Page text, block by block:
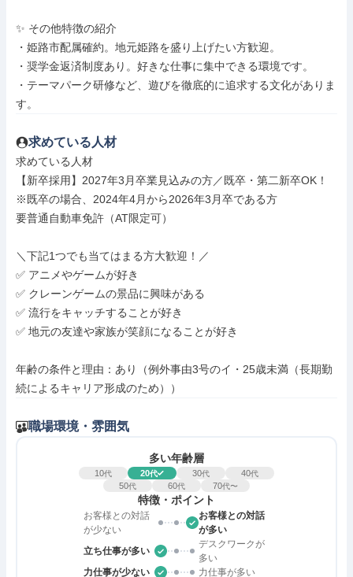
✨ その他特徴の紹介
・姫路市配属確約。地元姫路を盛り上げたい方歓迎。
・奨学金返済制度あり。好きな仕事に集中できる環境です。
・テーマパーク研修など、遊びを徹底的に追求する文化がありま
す。
求めている人材
求めている人材
【新卒採用】2027年3月卒業見込みの方／既卒・第二新卒OK！
※既卒の場合、2024年4月から2026年3月卒である方
要普通自動車免許（AT限定可）
＼下記1つでも当てはまる方大歓迎！／
✅ アニメやゲームが好き
✅ クレーンゲームの景品に興味がある
✅ 流行をキャッチすることが好き
✅ 地元の友達や家族が笑顔になることが好き
年齢の条件と理由：あり（例外事由3号のイ・25歳未満（長期勤
続によるキャリア形成のため））
職場環境・雰囲気
多い年齢層
10代 20代 30代 40代
50代 60代 70代〜
特徴・ポイント
お客様との対話
が少ない
お客様との対話
が多い
立ち仕事が多い
デスクワークが
多い
力仕事が少ない
力仕事が多い